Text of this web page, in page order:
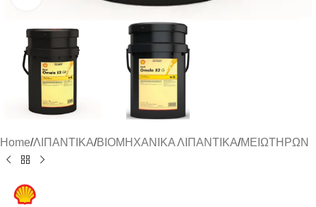
Home/ΛΙΠΑΝΤΙΚΑ/ΒΙΟΜΗΧΑΝΙΚΑ ΛΙΠΑΝΤΙΚΑ/ΜΕΙΩΤΗΡΩΝ